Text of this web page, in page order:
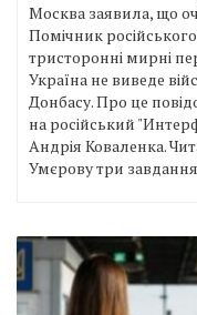
Москва заявила, що
Помічник
тристоронні мирні
Україна не виведе
Донбасу. Про це
на російський
Андрія Коваленка.
Умєрову три